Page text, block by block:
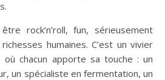
rock’n’roll, fun, sérieusement
humaines. C’est un vivier
chacun apporte sa touche : un
un spécialiste en fermentation, un